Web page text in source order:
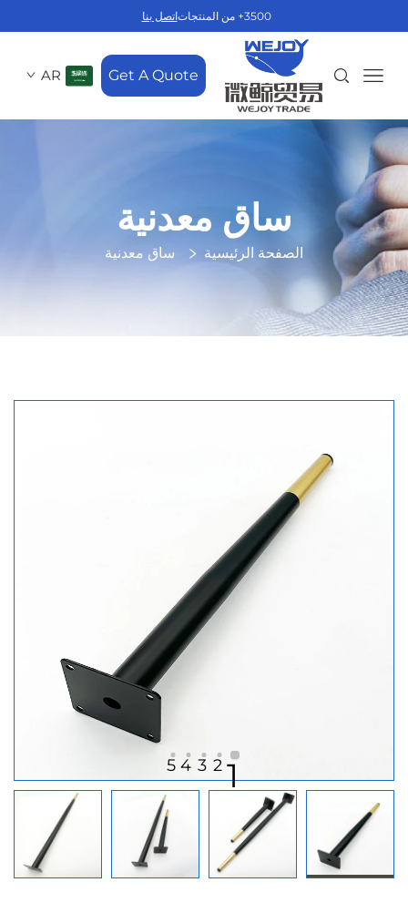
3500+ من المنتجات اتصل بنا
Get A Quote
AR
ساق معدنية
الصفحة الرئيسية ساق معدنية
1
2
3
4
5